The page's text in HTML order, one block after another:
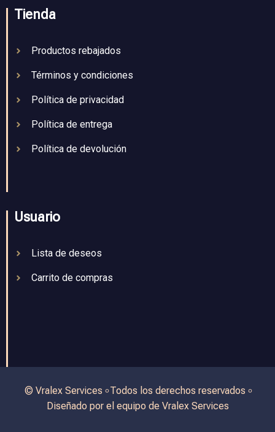
Tienda
Productos rebajados
Términos y condiciones
Política de privacidad
Política de entrega
Política de devolución
Usuario
Lista de deseos
Carrito de compras
© Vralex Services ৹ Todos los derechos reservados ৹
Diseñado por el equipo de Vralex Services